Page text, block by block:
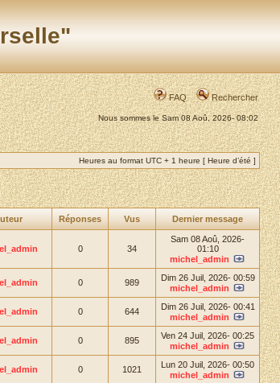
FAQ Rechercher
Nous sommes le Sam 08 Aoû, 2026- 08:02
Heures au format UTC + 1 heure [ Heure d’été ]
Réponses Vus Dernier message
0 34
Sam 08 Aoû, 2026-
01:10
michel_admin
0 989
Dim 26 Juil, 2026- 00:59
michel_admin
0 644
Dim 26 Juil, 2026- 00:41
michel_admin
0 895
Ven 24 Juil, 2026- 00:25
michel_admin
0 1021
Lun 20 Juil, 2026- 00:50
michel_admin